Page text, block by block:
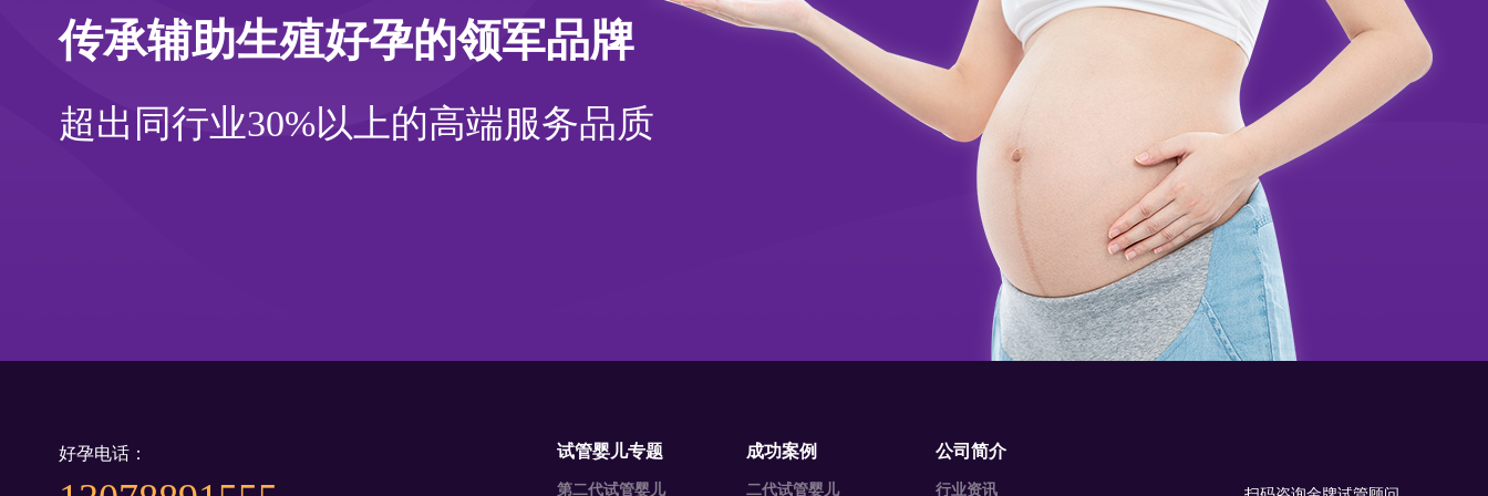
传承辅助生殖好孕的领军品牌
超出同行业30%以上的高端服务品质
好孕电话： 试管婴儿专题
第二代试管婴儿
成功案例
二代试管婴儿
公司简介
行业资讯